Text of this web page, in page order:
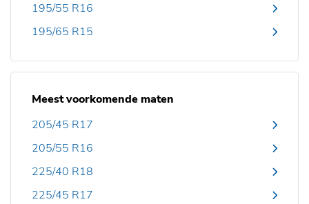
195/55 R16
195/65 R15
Meest voorkomende maten
205/45 R17
205/55 R16
225/40 R18
225/45 R17